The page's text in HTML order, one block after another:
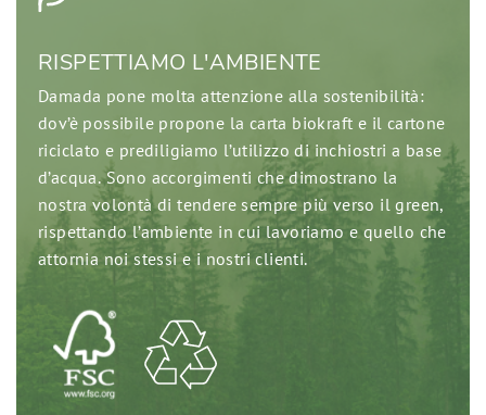
RISPETTIAMO L'AMBIENTE
Damada pone molta attenzione alla sostenibilità:
dov’è possibile propone la carta biokraft e il cartone
riciclato e prediligiamo l’utilizzo di inchiostri a base
d’acqua. Sono accorgimenti che dimostrano la
nostra volontà di tendere sempre più verso il green,
rispettando l’ambiente in cui lavoriamo e quello che
attornia noi stessi e i nostri clienti.